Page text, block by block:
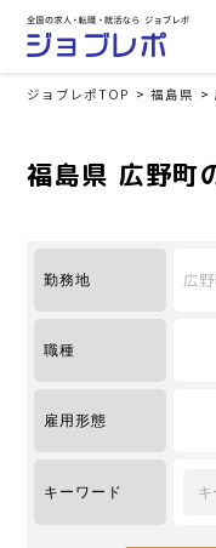
ジョブレポTOP 福島県
福島県 広野町
勤務地 広
職種
雇用形態
キーワード